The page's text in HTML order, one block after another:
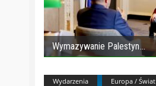
Wymazywanie Palestyn
Wydarzenia Europa / Świat